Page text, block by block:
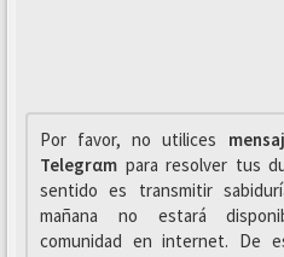
Por favor, no utilices
Telegrαm para resolver tus
sentido es transmitir
mañana no estará
comunidad en internet. De